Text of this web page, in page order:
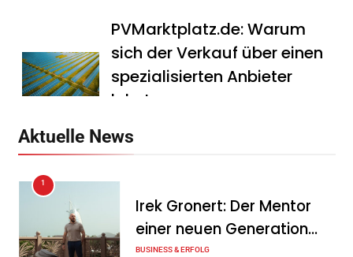
PVMarktplatz.de: Warum
sich der Verkauf über einen
spezialisierten Anbieter
lohnt
Mitarbeitergespräch pro
Jahr nichts verändert – und
Aktuelle News
1
Irek Gronert: Der Mentor
einer neuen Generation
von Unternehmern
BUSINESS & ERFOLG